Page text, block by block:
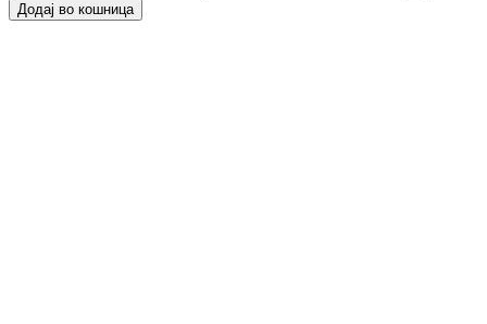
Додај во кошница